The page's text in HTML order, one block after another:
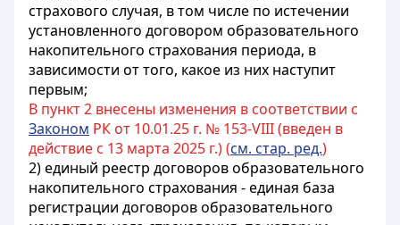
страхового случая, в том числе по истечении
установленного договором образовательного
накопительного страхования периода, в
зависимости от того, какое из них наступит
первым;
В пункт 2 внесены изменения в соответствии с
Законом РК от 10.01.25 г. № 153-VIII (введен в
действие с 13 марта 2025 г.) (см. стар. ред.)
2) единый реестр договоров образовательного
накопительного страхования - единая база
регистрации договоров образовательного